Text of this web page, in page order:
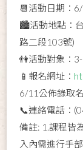
📆活動日期：
🏙️活動地點：
路二段103號)
👫活動對象：
📱報名網址：
6/11公佈錄取
📞連絡電話：
備註: 1.課程皆
入內需進行手